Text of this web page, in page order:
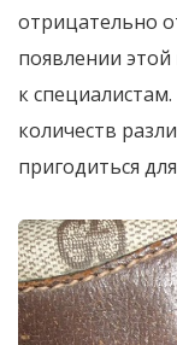
отрицательно
появлении
к
количеств
пригодиться